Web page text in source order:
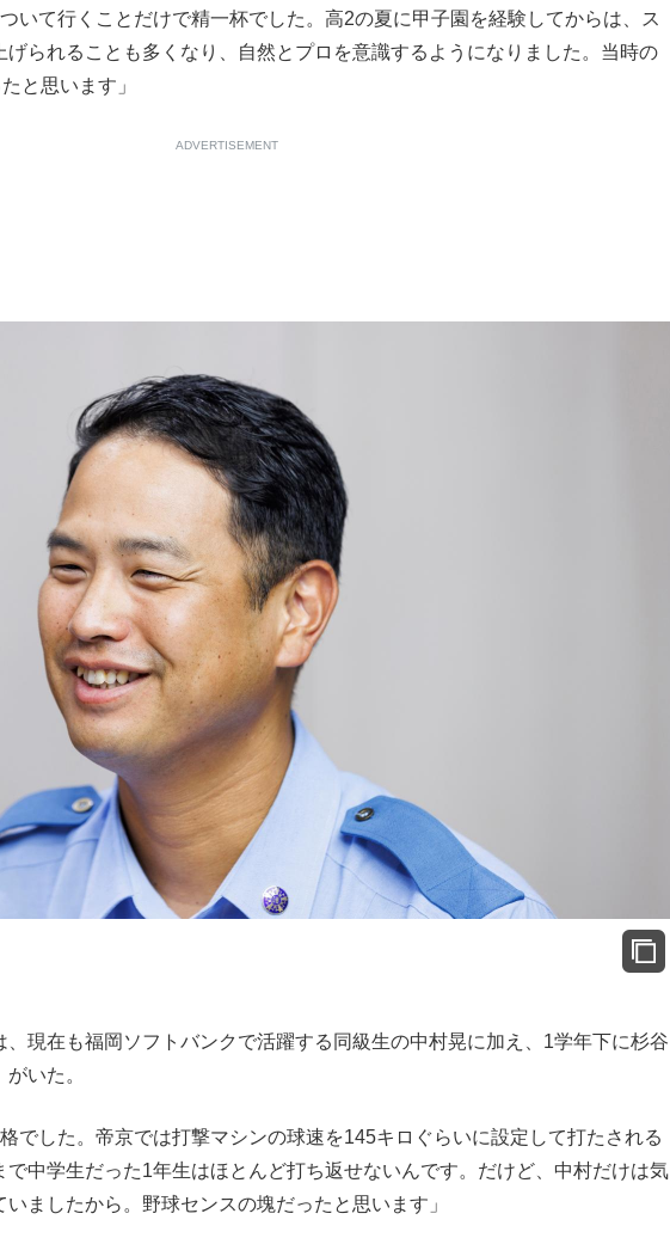
いて行くことだけで精一杯でした。高2の夏に甲子園を経験してからは、ス
げられることも多くなり、自然とプロを意識するようになりました。当時の
と思います」
ADVERTISEMENT
現在も福岡ソフトバンクで活躍する同級生の中村晃に加え、1学年下に杉谷
いた。
でした。帝京では打撃マシンの球速を145キロぐらいに設定して打たされる
で中学生だった1年生はほとんど打ち返せないんです。だけど、中村だけは気
ましたから。野球センスの塊だったと思います」